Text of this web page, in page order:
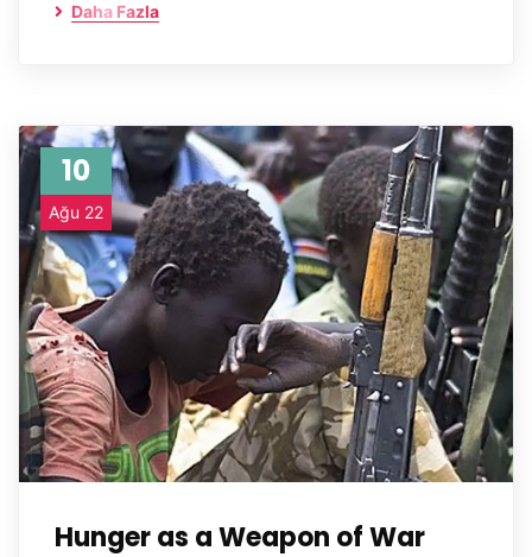
Daha Fazla
10
Ağu 22
Hunger as a Weapon of War